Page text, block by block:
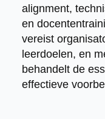
alignment,
en
vereist
leerdoelen, en
behandelt de
effectieve